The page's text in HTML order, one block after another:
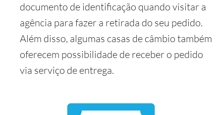
documento de identificação quando visitar a
agência para fazer a retirada do seu pedido.
Além disso, algumas casas de câmbio também
oferecem possibilidade de receber o pedido
via serviço de entrega.